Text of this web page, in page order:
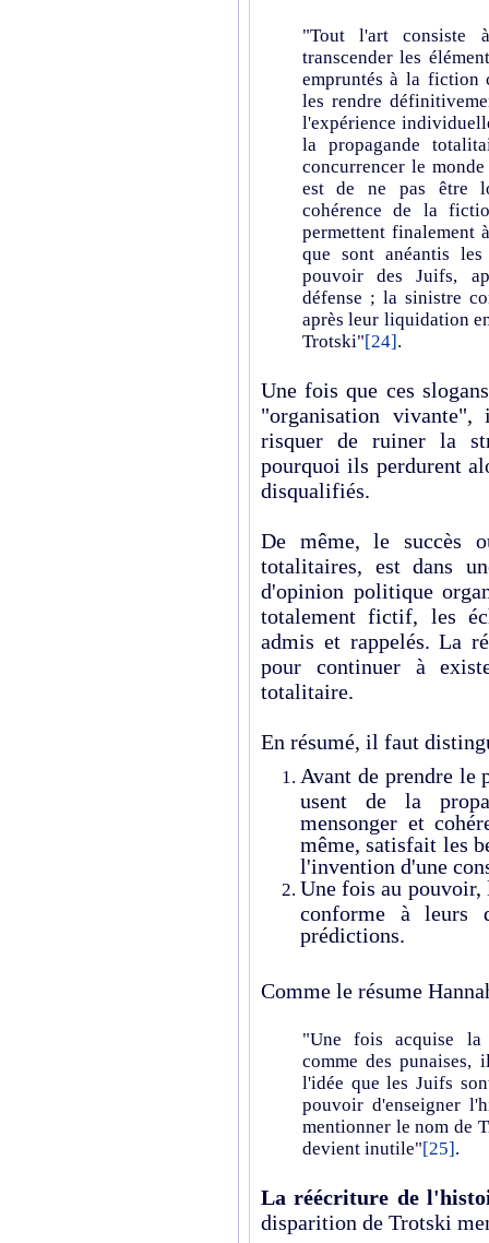
"Tout l'art consiste
transcender les
empruntés à la fiction
les rendre
l'expérience
la propagande
concurrencer le
est de ne pas être
cohérence de la
permettent finalement
que sont anéantis
pouvoir des Juifs,
défense ; la sinistre
après leur liquidation
Trotski"[24].
Une fois que ces
"organisation
risquer de ruiner la
pourquoi ils perdurent
disqualifiés.
De même, le succès
totalitaires, est dans
d'opinion politique
totalement fictif, les
admis et rappelés. La
pour continuer à
totalitaire.
En résumé, il faut
Avant de prendre le
usent de la
mensonger et
même, satisfait les
l'invention d'une
Une fois au
conforme à leurs
prédictions.
Comme le résume
"Une fois acquise la
comme des punaises,
l'idée que les Juifs
pouvoir d'enseigner
mentionner le nom de
devient inutile"[25].
La réécriture de
disparition de Trotski